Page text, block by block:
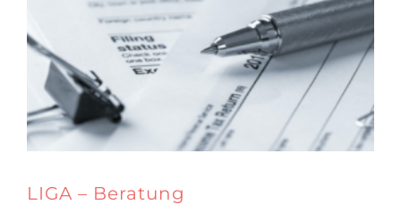
LIGA – Beratung